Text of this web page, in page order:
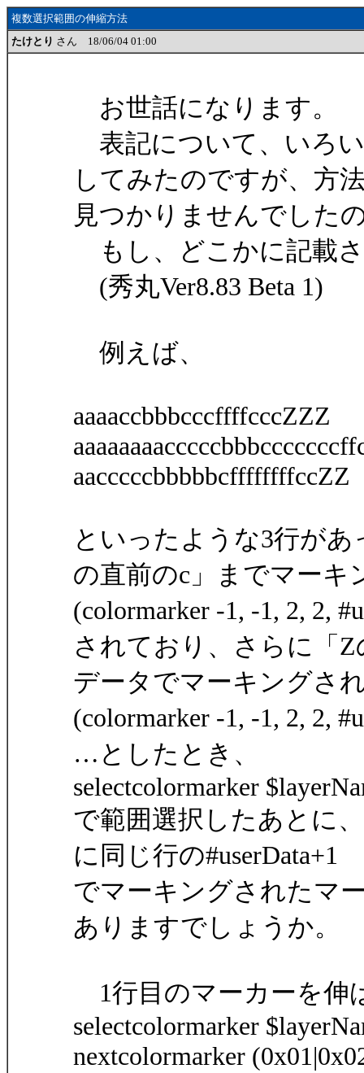
複数選択範囲の伸縮方法
たけとり さん 18/06/04 01:00
お世話になります。
表記について、いろ
してみたのですが、方
見つかりませんでした
もし、どこかに記載
(秀丸Ver8.83 Beta 1)
例えば、
aaaaccbbbcccffffcccZZZ
aacccccbbbbbcffffffffccZZ
といったような3行が
の直前のc」までマーキ
(colormarker -1, -1, 2, 2,
されており、さらに「
データでマーキングさ
(colormarker -1, -1, 2, 2,
…としたとき、
selectcolormarker
で範囲選択したあとに
に同じ行の#userData+1
でマーキングされたマ
ありますでしょうか。
1行目のマーカーを伸
selectcolormarker
nextcolormarker